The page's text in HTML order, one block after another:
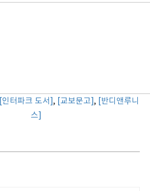
[인터파크 도서] , [교보문고] , [반디앤루니
스]